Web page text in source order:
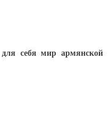
себя мир армянской